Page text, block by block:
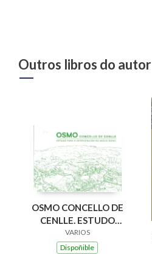
Outros libros do autor
OSMO CONCELLO DE
CENLLE. ESTUDO
PARA A
INTERVENCION NO
VARIOS
Dispoñible